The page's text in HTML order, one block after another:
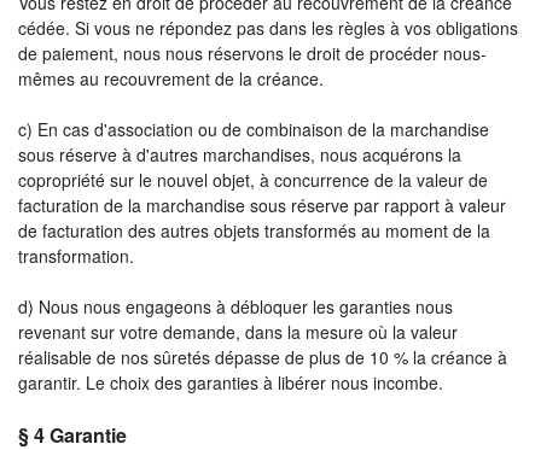
cédée. Si vous ne répondez pas dans les règles à vos obligations
de paiement, nous nous réservons le droit de procéder nous-
mêmes au recouvrement de la créance.
c) En cas d'association ou de combinaison de la marchandise
sous réserve à d'autres marchandises, nous acquérons la
copropriété sur le nouvel objet, à concurrence de la valeur de
facturation de la marchandise sous réserve par rapport à valeur
de facturation des autres objets transformés au moment de la
transformation.
d) Nous nous engageons à débloquer les garanties nous
revenant sur votre demande, dans la mesure où la valeur
réalisable de nos sûretés dépasse de plus de 10 % la créance à
garantir. Le choix des garanties à libérer nous incombe.
§ 4Garantie